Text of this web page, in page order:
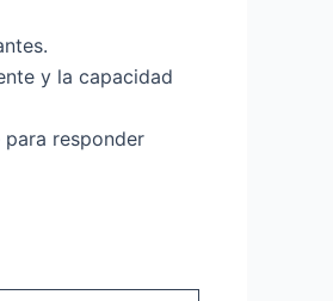
y la capacidad
responder